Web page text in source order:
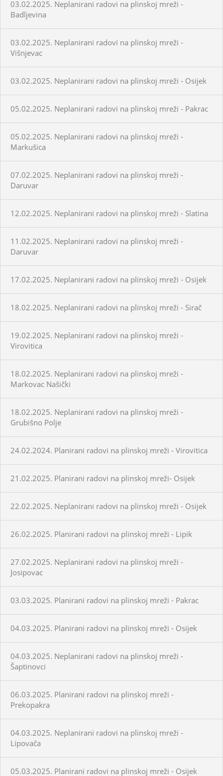
03.02.2025. Neplanirani radovi na plinskoj mreži -
Badljevina
03.02.2025. Neplanirani radovi na plinskoj mreži -
Višnjevac
03.02.2025. Neplanirani radovi na plinskoj mreži - Osijek
05.02.2025. Neplanirani radovi na plinskoj mreži - Pakrac
05.02.2025. Neplanirani radovi na plinskoj mreži -
Markušica
07.02.2025. Neplanirani radovi na plinskoj mreži -
Daruvar
12.02.2025. Neplanirani radovi na plinskoj mreži - Slatina
11.02.2025. Neplanirani radovi na plinskoj mreži -
Daruvar
17.02.2025. Neplanirani radovi na plinskoj mreži - Osijek
18.02.2025. Neplanirani radovi na plinskoj mreži - Sirač
19.02.2025. Neplanirani radovi na plinskoj mreži -
Virovitica
18.02.2025. Neplanirani radovi na plinskoj mreži -
Markovac Našički
18.02.2025. Neplanirani radovi na plinskoj mreži -
Grubišno Polje
24.02.2024. Planirani radovi na plinskoj mreži - Virovitica
21.02.2025. Planirani radovi na plinskoj mreži- Osijek
22.02.2025. Neplanirani radovi na plinskoj mreži - Osijek
26.02.2025. Planirani radovi na plinskoj mreži - Lipik
27.02.2025. Neplanirani radovi na plinskoj mreži -
Josipovac
03.03.2025. Planirani radovi na plinskoj mreži - Pakrac
04.03.2025. Planirani radovi na plinskoj mreži - Osijek
04.03.2025. Neplanirani radovi na plinskoj mreži -
Šaptinovci
06.03.2025. Planirani radovi na plinskoj mreži -
Prekopakra
04.03.2025. Neplanirani radovi na plinskoj mreži -
Lipovača
05.03.2025. Planirani radovi na plinskoj mreži - Osijek